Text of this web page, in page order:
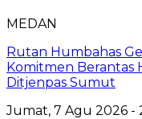
MEDAN
Rutan Humbahas
Komitmen Berantas
Ditjenpas Sumut
Jumat, 7 Agu 2026 -